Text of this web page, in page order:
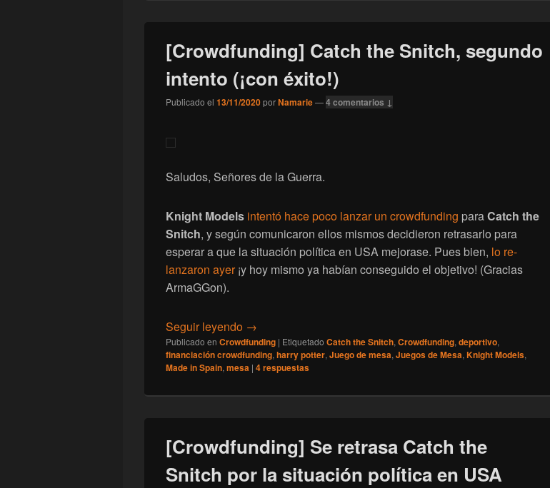
[Crowdfunding] Catch the Snitch, segundo
intento (¡con éxito!)
Publicado el 13/11/2020porNamarie—4 comentarios ↓
Saludos, Señores de la Guerra.
Knight Models intentó hace poco lanzar un crowdfunding paraCatch the
Snitch, y según comunicaron ellos mismos decidieron retrasarlo para
esperar a que la situación política en USA mejorase. Pues bien, lo re-
lanzaron ayer¡y hoy mismo ya habían conseguido el objetivo! (Gracias
ArmaGGon).
Seguir leyendo [Crowdfunding] Catch the Snitch, segundo intento (¡con éxito!)
→
Publicado en Crowdfunding | Etiquetado Catch the Snitch, Crowdfunding, deportivo,
financiación crowdfunding, harry potter, Juego de mesa, Juegos de Mesa, Knight Models,
Made in Spain, mesa | 4respuestas
[Crowdfunding] Se retrasa Catch the
Snitch por la situación política en USA